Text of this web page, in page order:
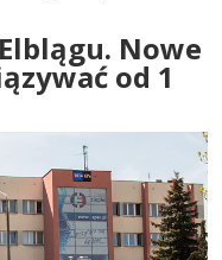
Nowe
od 1